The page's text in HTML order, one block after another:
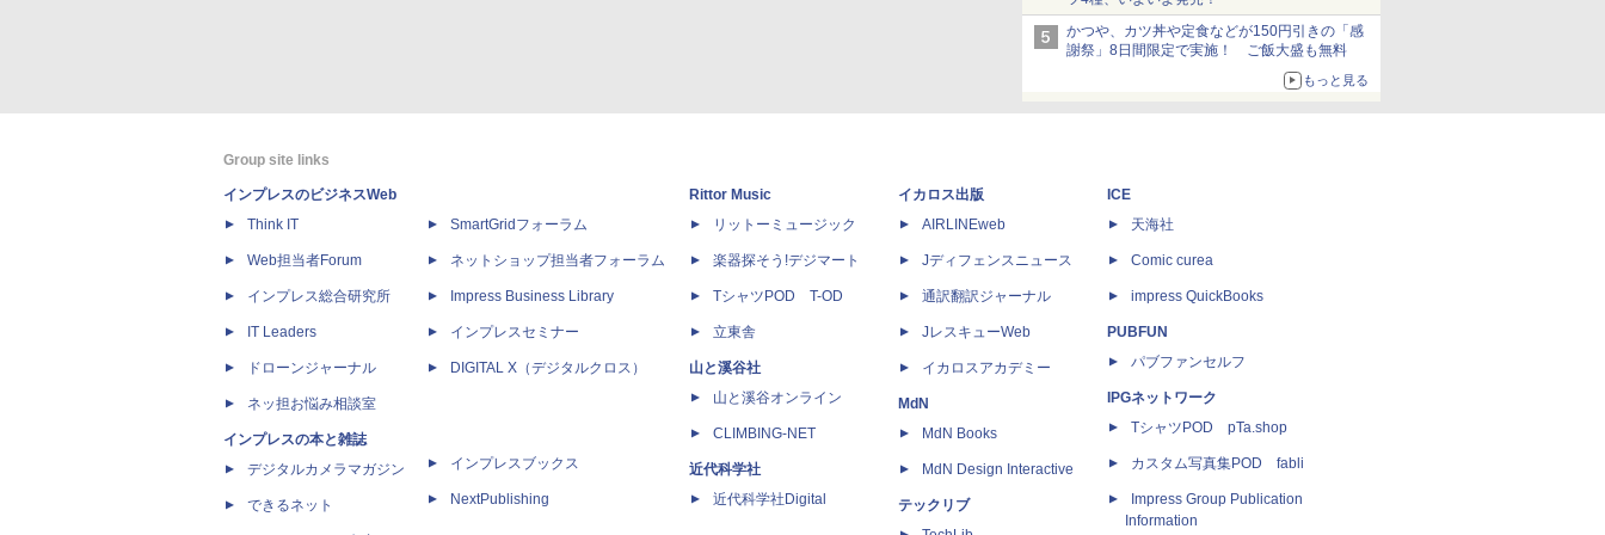
かつや、カツ丼や定食などが150円引きの「感
謝祭」8日間限定で実施！ ご飯大盛も無料
もっと見る
Group site links
インプレスのビジネスWeb
Think IT
Web担当者Forum
インプレス総合研究所
IT Leaders
ドローンジャーナル
ネッ担お悩み相談室
インプレスの本と雑誌
デジタルカメラマガジン
できるネット
SmartGridフォーラム
ネットショップ担当者フォーラム
Impress Business Library
インプレスセミナー
DIGITAL X（デジタルクロス）
インプレスブックス
NextPublishing
Rittor Music
リットーミュージック
楽器探そう!デジマート
TシャツPOD T-OD
立東舎
山と溪谷社
山と溪谷オンライン
CLIMBING-NET
近代科学社
近代科学社Digital
イカロス出版
AIRLINEweb
Jディフェンスニュース
通訳翻訳ジャーナル
JレスキューWeb
イカロスアカデミー
MdN
MdN Books
MdN Design Interactive
テックリブ
ICE
天海社
Comic curea
impress QuickBooks
PUBFUN
パブファンセルフ
IPGネットワーク
TシャツPOD pTa.shop
カスタム写真集POD fabli
Impress Group Publication
Information